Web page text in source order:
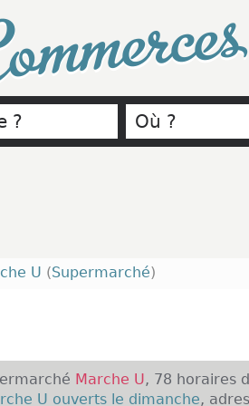
U (Supermarché)
Marche U, 78 horaires
U ouverts le dimanche,